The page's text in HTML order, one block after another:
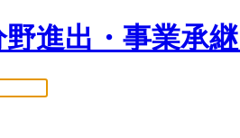
進出・事業承